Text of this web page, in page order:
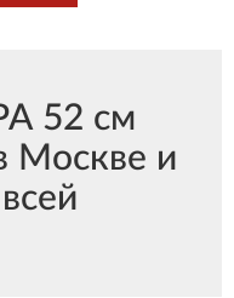
52 см
Москве и